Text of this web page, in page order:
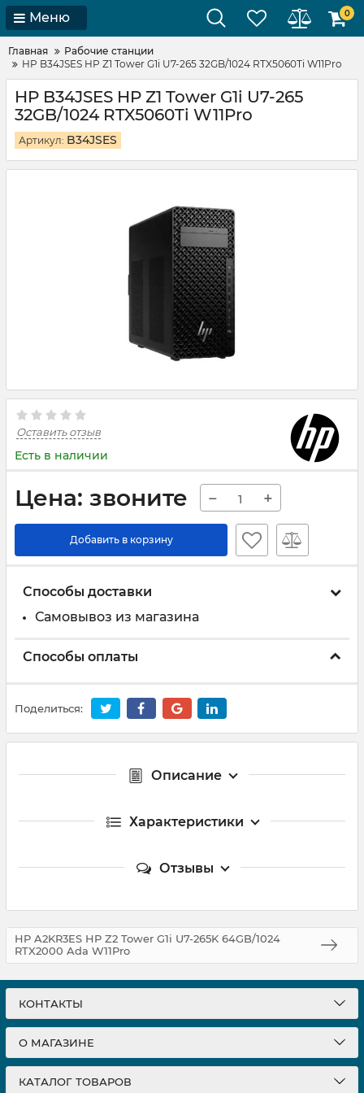
Меню 0
Главная
Рабочие станции
HP B34JSES HP Z1 Tower G1i U7-265 32GB/1024 RTX5060Ti W11Pro
HP B34JSES HP Z1 Tower G1i U7-265
32GB/1024 RTX5060Ti W11Pro
Артикул: B34JSES
Оставить отзыв
Есть в наличии
Цена: звоните − +
Добавить в корзину
Способы доставки
Самовывоз из магазина
Способы оплаты
Поделиться:
Описание
Характеристики
Отзывы
HP A2KR3ES HP Z2 Tower G1i U7-265K 64GB/1024
RTX2000 Ada W11Pro
КОНТАКТЫ
О МАГАЗИНЕ
КАТАЛОГ ТОВАРОВ